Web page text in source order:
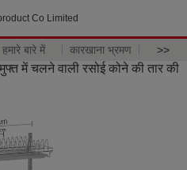
Co Limited
हमारे बारे में कारखाना भ्रमण >>
में चलने वाली रसोई कोने की तार की